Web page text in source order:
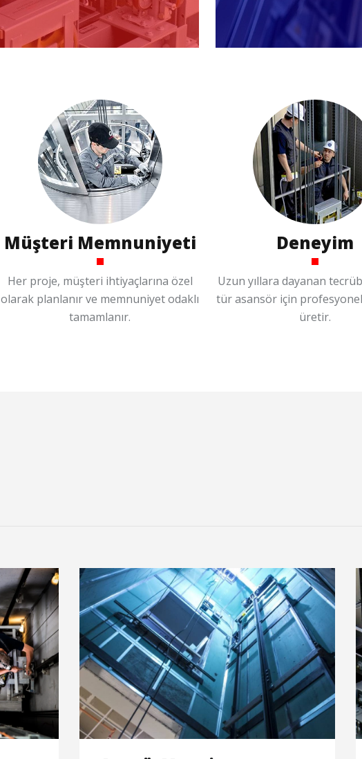
Müşteri Memnuniyeti
Her proje, müşteri ihtiyaçlarına özel
olarak planlanır ve memnuniyet odaklı
tamamlanır.
Deneyim
Uzun yıllara dayanan
tür asansör için
üretir.